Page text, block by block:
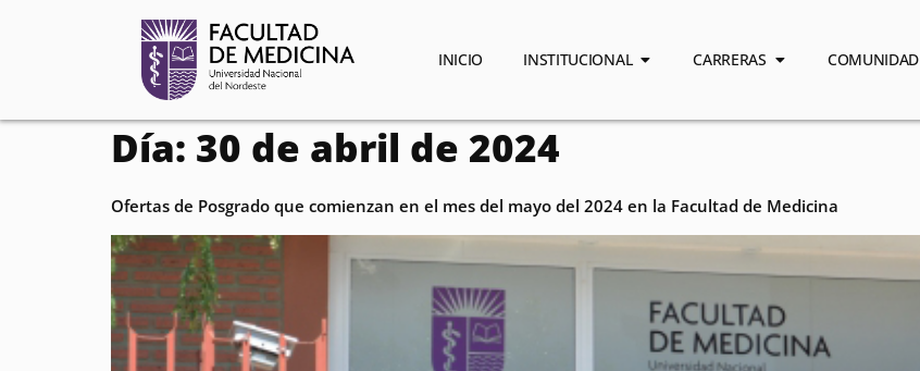
INICIO INSTITUCIONAL CARRERAS COMUNIDAD
Día: 30 de abril de 2024
Ofertas de Posgrado que comienzan en el mes del mayo del 2024 en la Facultad de Medicina